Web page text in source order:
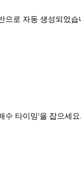
로 자동 생성되었
수 타이밍'을 잡으세요.